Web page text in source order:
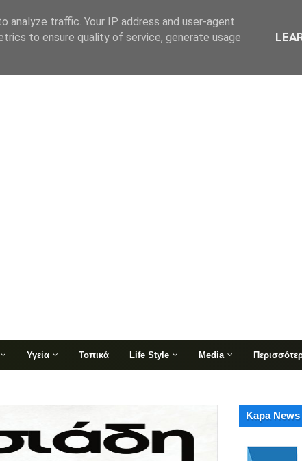
Υγεία Τοπικά Life Style Media
Kapa News
traffic. Your IP address and user-agent
to ensure quality of service, generate usage